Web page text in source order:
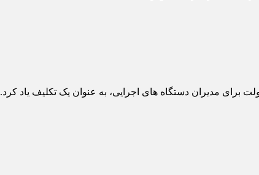
برای مدیران دستگاه های اجرایی، به عنوان یک تکلیف یاد کرد.